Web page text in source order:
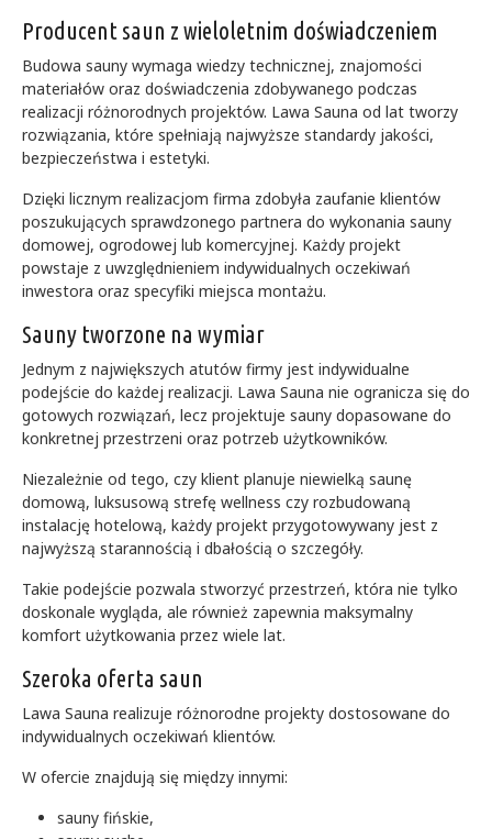
Producent saun z wieloletnim doświadczeniem
Budowa sauny wymaga wiedzy technicznej, znajomości
materiałów oraz doświadczenia zdobywanego podczas
realizacji różnorodnych projektów. Lawa Sauna od lat tworzy
rozwiązania, które spełniają najwyższe standardy jakości,
bezpieczeństwa i estetyki.
Dzięki licznym realizacjom firma zdobyła zaufanie klientów
poszukujących sprawdzonego partnera do wykonania sauny
domowej, ogrodowej lub komercyjnej. Każdy projekt
powstaje z uwzględnieniem indywidualnych oczekiwań
inwestora oraz specyfiki miejsca montażu.
Sauny tworzone na wymiar
Jednym z największych atutów firmy jest indywidualne
podejście do każdej realizacji. Lawa Sauna nie ogranicza się do
gotowych rozwiązań, lecz projektuje sauny dopasowane do
konkretnej przestrzeni oraz potrzeb użytkowników.
Niezależnie od tego, czy klient planuje niewielką saunę
domową, luksusową strefę wellness czy rozbudowaną
instalację hotelową, każdy projekt przygotowywany jest z
najwyższą starannością i dbałością o szczegóły.
Takie podejście pozwala stworzyć przestrzeń, która nie tylko
doskonale wygląda, ale również zapewnia maksymalny
komfort użytkowania przez wiele lat.
Szeroka oferta saun
Lawa Sauna realizuje różnorodne projekty dostosowane do
indywidualnych oczekiwań klientów.
W ofercie znajdują się między innymi:
sauny fińskie,